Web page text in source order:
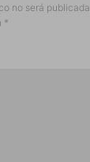
no será publicada.
*